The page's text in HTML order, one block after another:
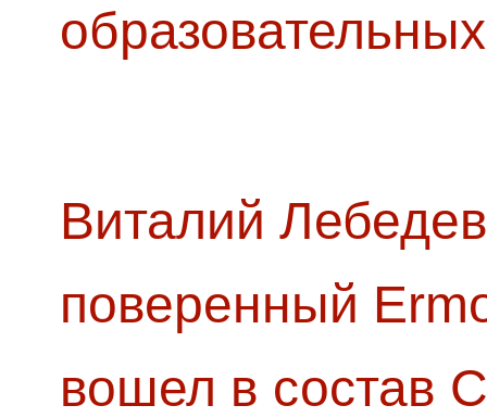
Виталий
поверенный
вошел в состав